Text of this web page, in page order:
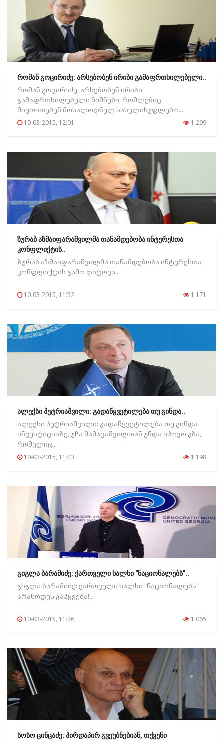
რომან გოცირიძე: არსებობენ ირიბი გამაფრთხილებელი..
რომან გოცირიძე: არსებობენ ირიბი
გამაფრთხილებელი ნიშნები, რომლებიც
მიუთითებენ მოსალოდნელ სახელისუფლებო...
10-03-2015, 12:01 1 299
ზურაბ აზმაიფარაშვილმა თანამდებობა ინტერესთა
კონფლიქტის..
ზურაბ აზმაიფარაშვილმა თანამდებობა ინტერესთა
კონფლიქტის გამო დატოვა...
10-03-2015, 11:52 1 171
ალექსი პეტრიაშვილი: გადაწყვეტილება თუ გინდა..
ალექსი პეტრიაშვილი: გადაწყვეტილება თუ გინდა
ინვესტიციაზე, უჩა მამაცაშვილთან უნდა იპოვო გზა,
რომელიც...
10-03-2015, 11:43 1 198
გიგლა ბარამიძე: ქართველი ხალხი "ნაციონალებს"..
გიგლა ბარამიძე: ქართველი ხალხი "ნაციონალებს"
არასოდეს გაჰყვება!...
10-03-2015, 11:26 1 065
სოსო ცინცაძე: პირდაპირ გვეუბნებიან, თქვენი